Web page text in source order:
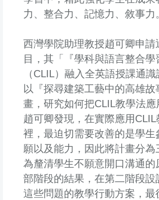
力、整合力、記憶力、敘事力。
西灣學院助理教授趙可卿申請
目，其「『學科與語言整合學
（CLIL）融入全英語授課通
以『探尋建築工藝中的高雄
畫，研究如何把CLIL教學法應
趙可卿發現，在實際應用
裡，最迫切需要改善的是學生
願以及能力，因此將計畫分
為釐清學生不願意開口溝通的
部階段的結果，在第二階段設
這些問題的教學行動方案，最